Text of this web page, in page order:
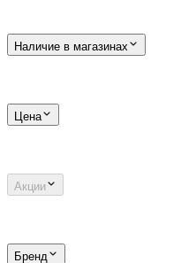
Наличие в магазинах
Цена
Акции
Бренд